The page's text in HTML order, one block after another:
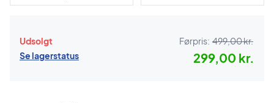
Udsolgt
Se lagerstatus
Førpris: 499,00 kr.
299,00 kr.